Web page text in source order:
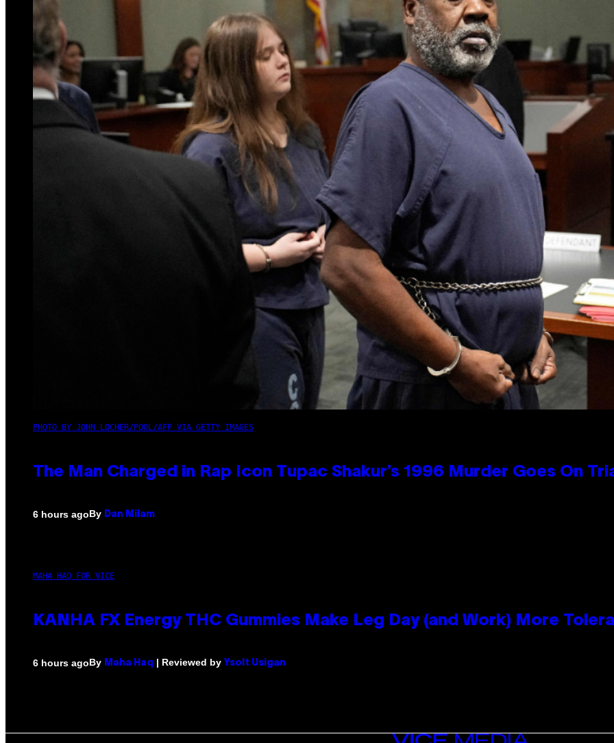
PHOTO BY JOHN LOCHER/POOL/AFP VIA GETTY IMAGES
The Man Charged in Rap Icon Tupac Shakur’s 1996 Murder Goes On
6 hours agoBy Dan Milam
MAHA HAQ FOR VICE
KANHA FX Energy THC Gummies Make Leg Day (and Work) More
6 hours agoBy Maha Haq | Reviewed by Ysolt Usigan
VICE